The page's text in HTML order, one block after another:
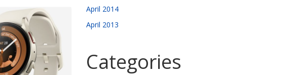
April 2014
April 2013
Categories